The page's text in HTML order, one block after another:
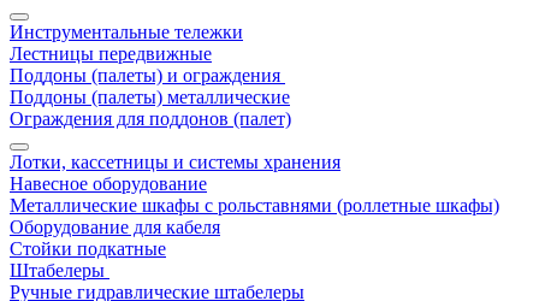
Инструментальные тележки
Лестницы передвижные
Поддоны (палеты) и ограждения
Поддоны (палеты) металлические
Ограждения для поддонов (палет)
Лотки, кассетницы и системы хранения
Навесное оборудование
Металлические шкафы с рольставнями (роллетные шкафы)
Оборудование для кабеля
Стойки подкатные
Штабелеры
Ручные гидравлические штабелеры